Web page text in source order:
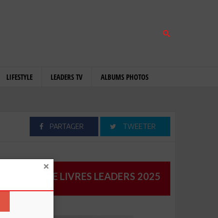
LIFESTYLE LEADERS TV ALBUMS PHOTOS
PARTAGER TWEETER
CATALOGUE LIVRES LEADERS 2025